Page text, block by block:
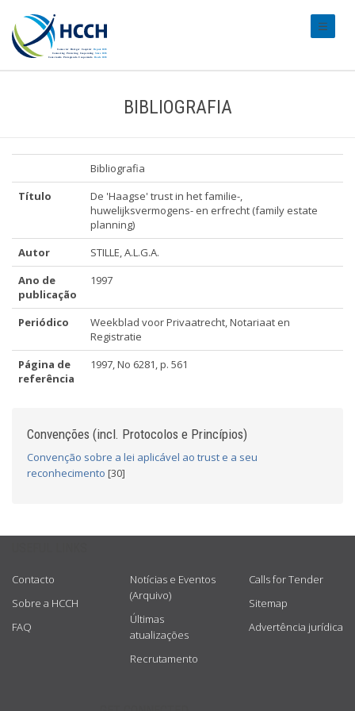
BIBLIOGRAFIA
Bibliografia
Título
De 'Haagse' trust in het familie-,
huwelijksvermogens- en erfrecht (family estate
planning)
Autor
STILLE, A.L.G.A.
Ano de
publicação
1997
Periódico
Weekblad voor Privaatrecht, Notariaat en
Registratie
Página de
referência
1997, No 6281, p. 561
Convenções (incl. Protocolos e Princípios)
Convenção sobre a lei aplicável ao trust e a seu
reconhecimento [30]
Contacto
Sobre a HCCH
FAQ
Notícias e Eventos
(Arquivo)
Últimas
atualizações
Recrutamento
Calls for Tender
Sitemap
Advertência jurídica